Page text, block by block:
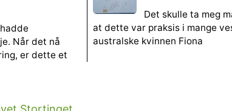
Når det nå
er dette et
Det skulle ta meg
at dette var praksis i mange
australske kvinnen Fiona